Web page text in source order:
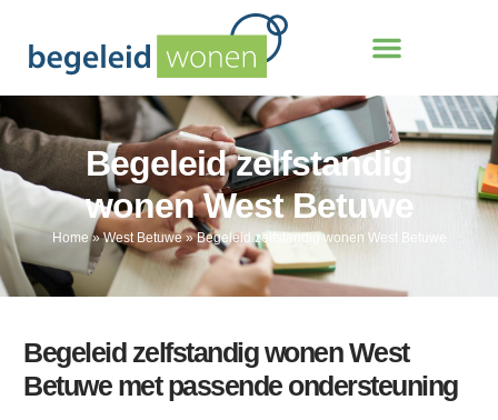
Begeleid zelfstandig
wonen West Betuwe
Home»West Betuwe»Begeleid zelfstandig wonen West Betuwe
Begeleid zelfstandig wonen West
Betuwe met passende ondersteuning